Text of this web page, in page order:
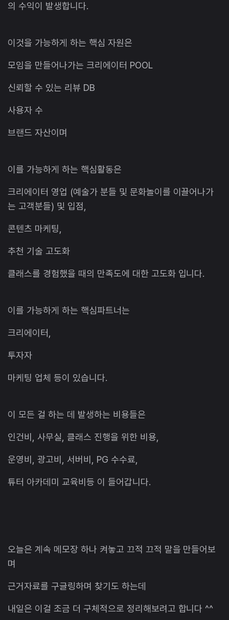
의 수익이 발생합니다.
이것을 가능하게 하는 핵심 자원은
모임을 만들어나가는 크리에이터 POOL
신뢰할 수 있는 리뷰 DB
사용자 수
브랜드 자산이며
이를 가능하게 하는 핵심활동은
크리에이터 영업 (예술가 분들 및 문화놀이를 이끌어나가
는 고객분들) 및 입점,
콘텐츠 마케팅,
추천 기술 고도화
클래스를 경험했을 때의 만족도에 대한 고도화 입니다.
이를 가능하게 하는 핵심파트너는
크리에이터,
투자자
마케팅 업체 등이 있습니다.
이 모든 걸 하는 데 발생하는 비용들은
인건비, 사무실, 클래스 진행을 위한 비용,
운영비, 광고비, 서버비, PG 수수료,
튜터 아카데미 교육비등 이 들어갑니다.
오늘은 계속 메모장 하나 켜놓고 끄적 끄적 말을 만들어보
며
근거자료를 구글링하며 찾기도 하는데
내일은 이걸 조금 더 구체적으로 정리해보려고 합니다 ^^